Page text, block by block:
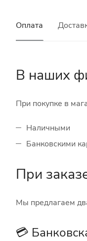
Оплата
В наших
При покупке в
Наличными
Банковскими
При
Мы предлагаем
💳